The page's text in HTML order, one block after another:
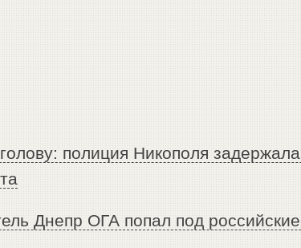
полиция Никополя
Днепр ОГА попал под